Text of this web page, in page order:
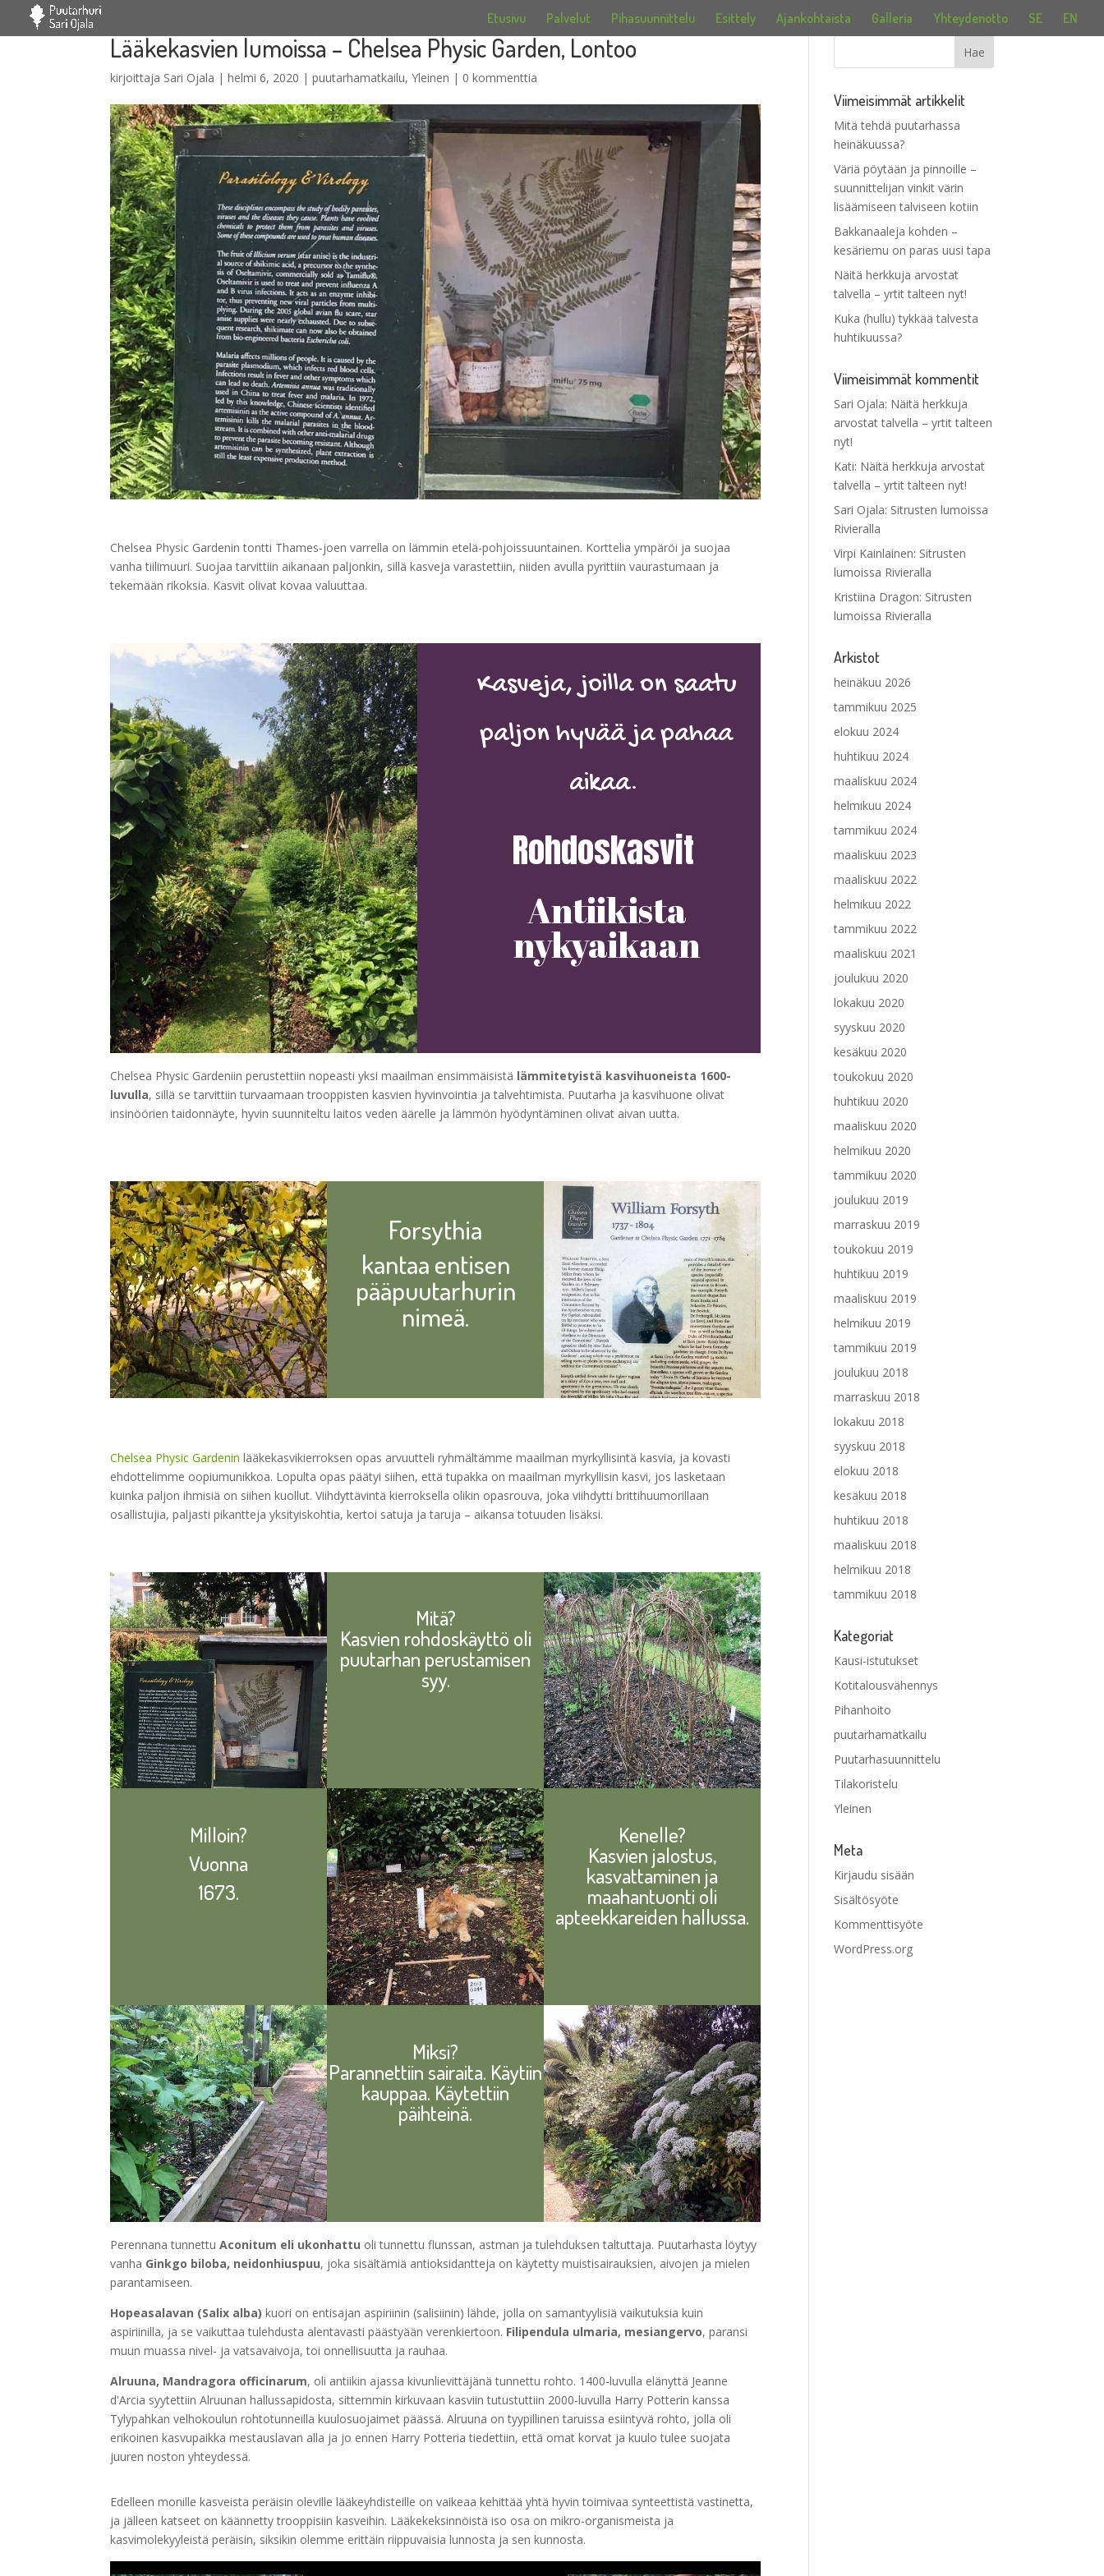
Etusivu Palvelut Pihasuunnittelu Esittely Ajankohtaista Galleria Yhteydenotto SE EN
Lääkekasvien lumoissa – Chelsea Physic Garden, Lontoo
kirjoittaja Sari Ojala |helmi 6, 2020 |puutarhamatkailu,Yleinen | 0 kommenttia
Chelsea Physic Gardenin tontti Thames-joen varrella on lämmin etelä-pohjoissuuntainen. Korttelia ympäröi ja suojaa
vanha tiilimuuri. Suojaa tarvittiin aikanaan paljonkin, sillä kasveja varastettiin, niiden avulla pyrittiin vaurastumaan ja
tekemään rikoksia. Kasvit olivat kovaa valuuttaa.
Kasveja, joilla on saatu
paljon hyvää ja pahaa
aikaa.
Rohdoskasvit
Antiikista
nykyaikaan
Chelsea Physic Gardeniin perustettiin nopeasti yksi maailman ensimmäisistä lämmitetyistä kasvihuoneista 1600-
luvulla, sillä se tarvittiin turvaamaan trooppisten kasvien hyvinvointia ja talvehtimista. Puutarha ja kasvihuone olivat
insinöörien taidonnäyte, hyvin suunniteltu laitos veden äärelle ja lämmön hyödyntäminen olivat aivan uutta.
Forsythia
kantaa entisen
pääpuutarhurin
nimeä.
Chelsea Physic Gardenin lääkekasvikierroksen opas arvuutteli ryhmältämme maailman myrkyllisintä kasvia, ja kovasti
ehdottelimme oopiumunikkoa. Lopulta opas päätyi siihen, että tupakka on maailman myrkyllisin kasvi, jos lasketaan
kuinka paljon ihmisiä on siihen kuollut. Viihdyttävintä kierroksella olikin opasrouva, joka viihdytti brittihuumorillaan
osallistujia, paljasti pikantteja yksityiskohtia, kertoi satuja ja taruja – aikansa totuuden lisäksi.
Mitä?
Kasvien rohdoskäyttö oli
puutarhan perustamisen
syy.
Milloin?
Vuonna
1673.
Kenelle?
Kasvien jalostus,
kasvattaminen ja
maahantuonti oli
apteekkareiden hallussa.
Miksi?
Parannettiin sairaita. Käytiin
kauppaa. Käytettiin
päihteinä.
Perennana tunnettuAconitum eli ukonhattu oli tunnettu flunssan, astman ja tulehduksen taltuttaja. Puutarhasta löytyy
vanha Ginkgo biloba, neidonhiuspuu, joka sisältämiä antioksidantteja on käytetty muistisairauksien, aivojen ja mielen
parantamiseen.
Hopeasalavan (Salix alba) kuori on entisajan aspiriinin (salisiinin) lähde, jolla on samantyylisiä vaikutuksia kuin
aspiriinilla, ja se vaikuttaa tulehdusta alentavasti päästyään verenkiertoon. Filipendula ulmaria, mesiangervo, paransi
muun muassa nivel- ja vatsavaivoja, toi onnellisuutta ja rauhaa.
Alruuna, Mandragora officinarum, oli antiikin ajassa kivunlievittäjänä tunnettu rohto. 1400-luvulla elänyttä Jeanne
d'Arcia syytettiin Alruunan hallussapidosta, sittemmin kirkuvaan kasviin tutustuttiin 2000-luvulla Harry Potterin kanssa
Tylypahkan velhokoulun rohtotunneilla kuulosuojaimet päässä. Alruuna on tyypillinen taruissa esiintyvä rohto, jolla oli
erikoinen kasvupaikka mestauslavan alla ja jo ennen Harry Potteria tiedettiin, että omat korvat ja kuulo tulee suojata
juuren noston yhteydessä.
Edelleen monille kasveista peräisin oleville lääkeyhdisteille on vaikeaa kehittää yhtä hyvin toimivaa synteettistä vastinetta,
ja jälleen katseet on käännetty trooppisiin kasveihin. Lääkekeksinnöistä iso osa on mikro-organismeista ja
kasvimolekyyleistä peräisin, siksikin olemme erittäin riippuvaisia lunnosta ja sen kunnosta.
Viimeisimmät artikkelit
Mitä tehdä puutarhassa
heinäkuussa?
Väriä pöytään ja pinnoille –
suunnittelijan vinkit värin
lisäämiseen talviseen kotiin
Bakkanaaleja kohden –
kesäriemu on paras uusi tapa
Näitä herkkuja arvostat
talvella – yrtit talteen nyt!
Kuka (hullu) tykkää talvesta
huhtikuussa?
Viimeisimmät kommentit
Sari Ojala: Näitä herkkuja
arvostat talvella – yrtit talteen
nyt!
Kati: Näitä herkkuja arvostat
talvella – yrtit talteen nyt!
Sari Ojala: Sitrusten lumoissa
Rivieralla
Virpi Kainlainen: Sitrusten
lumoissa Rivieralla
Kristiina Dragon: Sitrusten
lumoissa Rivieralla
Arkistot
heinäkuu 2026
tammikuu 2025
elokuu 2024
huhtikuu 2024
maaliskuu 2024
helmikuu 2024
tammikuu 2024
maaliskuu 2023
maaliskuu 2022
helmikuu 2022
tammikuu 2022
maaliskuu 2021
joulukuu 2020
lokakuu 2020
syyskuu 2020
kesäkuu 2020
toukokuu 2020
huhtikuu 2020
maaliskuu 2020
helmikuu 2020
tammikuu 2020
joulukuu 2019
marraskuu 2019
toukokuu 2019
huhtikuu 2019
maaliskuu 2019
helmikuu 2019
tammikuu 2019
joulukuu 2018
marraskuu 2018
lokakuu 2018
syyskuu 2018
elokuu 2018
kesäkuu 2018
huhtikuu 2018
maaliskuu 2018
helmikuu 2018
tammikuu 2018
Kategoriat
Kausi-istutukset
Kotitalousvähennys
Pihanhoito
puutarhamatkailu
Puutarhasuunnittelu
Tilakoristelu
Yleinen
Meta
Kirjaudu sisään
Sisältösyöte
Kommenttisyöte
WordPress.org